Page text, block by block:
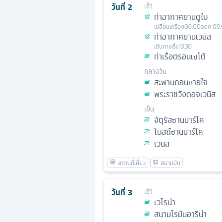
วันที่ 2 เช้า
ท่าอากาศยานดูไบ
เปลี่ยนเครื่อง06.00ออก
ท่าอากาศยานเวนิส
เดินทางถึง13.30
ท่าเรือตรอนเซโต้
กลางวัน
สะพานถอนหายใจ
พระราชวังดอจเวนิส
เย็น
จัตุรัสซานมาร์โค
โบสถ์ซานมาร์โค
เวนิส
วันที่ 3 เช้า
เวโรน่า
สนามโรมันอารีน่า